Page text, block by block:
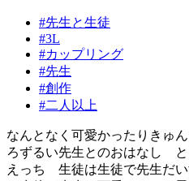
#先生と生徒
#3L
#カップリング
#先生
#創作
#二人以上
なんとなく可愛かったりきゅ
ろずるい先生とのおはなし
えっち 生徒は生徒で先生だ